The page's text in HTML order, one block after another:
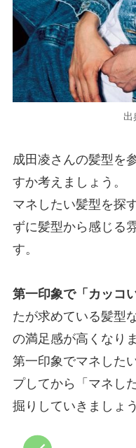
出
成田凌さんの髪型を
すか考えましょう。
マネしたい髪型を探
ずに髪型から感じる
す。
第一印象で「カッコ
たが求めている髪型
の満足感が高くなりま
第一印象でマネした
プしてから「マネし
掘りしていきましょう